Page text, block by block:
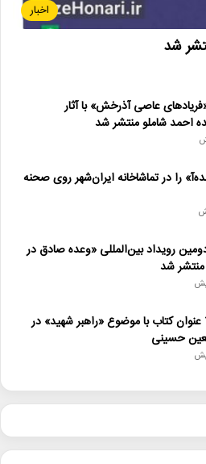
اخبار
شد
عاصی آذرخش» با آثار
احمد شاملو منتشر شد
را در تماشاخانه ایران‌شهر روی صحنه
رویداد بین‌المللی «وعده صادق در
منتشر شد
معرفی ۷۰ عنوان کتاب با موضوع «راهبر شهید» در
حسینی